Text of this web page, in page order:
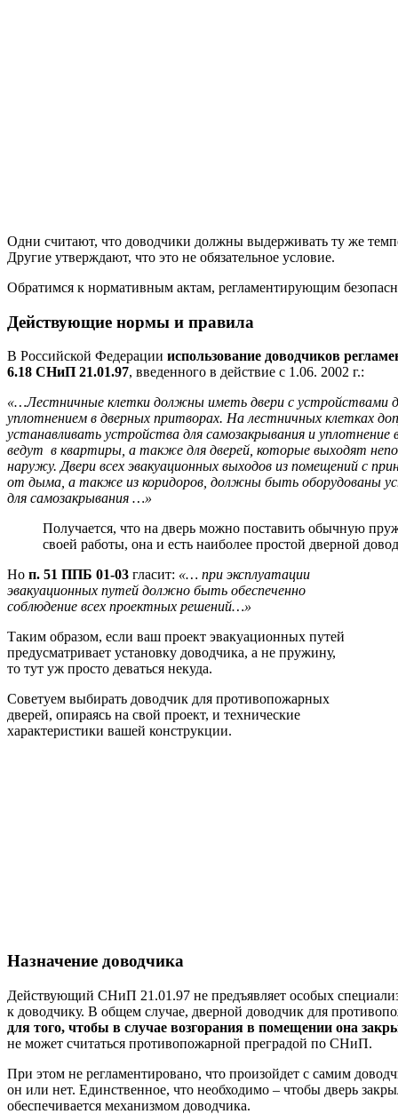
Одни считают, что доводчики должны выдерживать ту же
Другие утверждают, что это не обязательное условие.
Обратимся к нормативным актам, регламентирующим
Действующие нормы и правила
В Российской Федерации использование доводчиков
6.18 СНиП 21.01.97, введенного в действие с 1.06. 2002 г.:
«…Лестничные клетки должны иметь двери с устройствами
уплотнением в дверных притворах. На лестничных клетках
устанавливать устройства для самозакрывания и
ведут в квартиры, а также для дверей, которые выходят
наружу. Двери всех эвакуационных выходов из помещений с
от дыма, а также из коридоров, должны быть оборудованы
для самозакрывания …»
Получается, что на дверь можно поставить обычную
своей работы, она и есть наиболее простой дверной
Но п. 51 ППБ 01-03 гласит: «… при эксплуатации
эвакуационных путей должно быть обеспеченно
соблюдение всех проектных решений…»
Таким образом, если ваш проект эвакуационных путей
предусматривает установку доводчика, а не пружину,
то тут уж просто деваться некуда.
Советуем выбирать доводчик для противопожарных
дверей, опираясь на свой проект, и технические
характеристики вашей конструкции.
Назначение доводчика
Действующий СНиП 21.01.97 не предъявляет особых
к доводчику. В общем случае, дверной доводчик для
для того, чтобы в случае возгорания в помещении она
не может считаться противопожарной преградой по СНиП.
При этом не регламентировано, что произойдет с самим
он или нет. Единственное, что необходимо – чтобы дверь
обеспечивается механизмом доводчика.